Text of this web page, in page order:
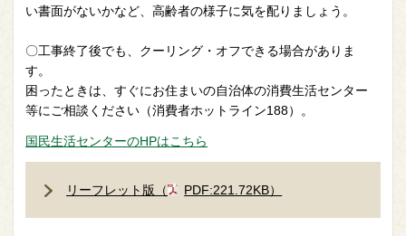
い書面がないかなど、高齢者の様子に気を配りましょう。
〇工事終了後でも、クーリング・オフできる場合がありま
す。
困ったときは、すぐにお住まいの自治体の消費生活センター
等にご相談ください（消費者ホットライン188）。
国民生活センターのHPはこちら
リーフレット版（ PDF:221.72KB）